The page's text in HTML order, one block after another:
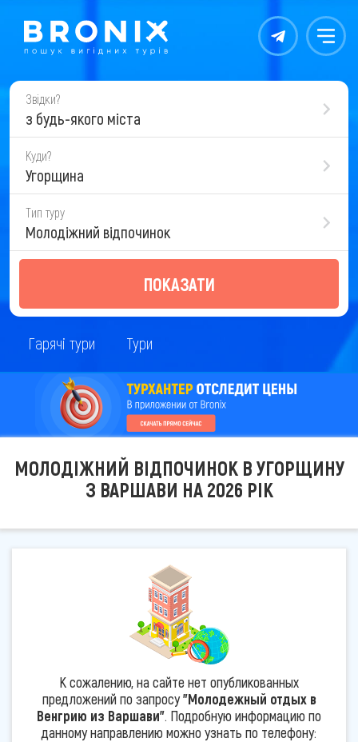
Контакты Меню
Звідки?
з будь-якого міста
Куди?
Угорщина
Тип туру
Молодіжний відпочинок
ПОКАЗАТИ
Гарячі тури Тури
МОЛОДІЖНИЙ ВІДПОЧИНОК В УГОРЩИНУ
З ВАРШАВИ НА 2026 РІК
К сожалению, на сайте нет опубликованных
предложений по запросу"Молодежный отдых в
Венгрию из Варшави". Подробную информацию по
данному направлению можно узнать по телефону: